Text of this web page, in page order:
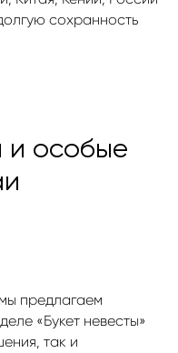
сохранность
и особые
предлагаем
«Букет невесты»
так и